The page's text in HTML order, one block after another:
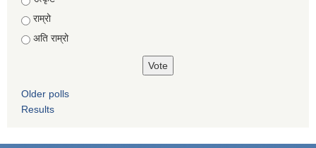
राम्रो
अति राम्रो
Older polls
Results